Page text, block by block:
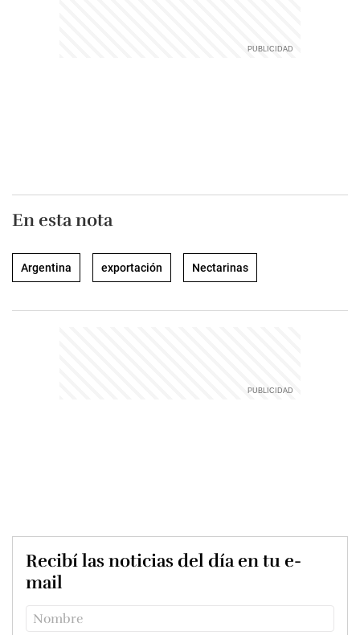
En esta nota
Argentina exportación Nectarinas
Recibí las noticias del día en tu e-
mail